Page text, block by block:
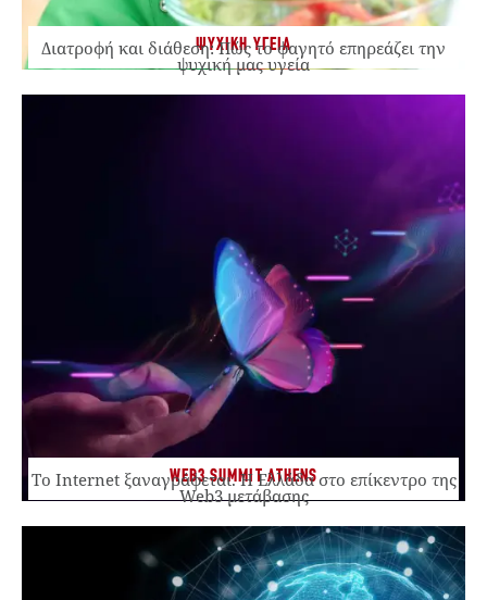
ΨΥΧΙΚΗ ΥΓΕΙΑ
Διατροφή και διάθεση: Πώς το φαγητό επηρεάζει την
ψυχική μας υγεία
WEB3 SUMMIT ATHENS
Το Internet ξαναγράφεται. Η Ελλάδα στο επίκεντρο της
Web3 μετάβασης